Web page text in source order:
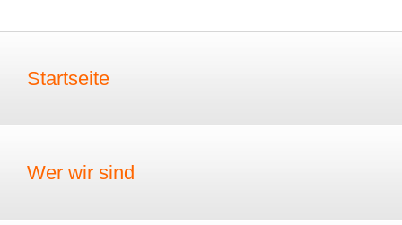
Startseite
Wer wir sind